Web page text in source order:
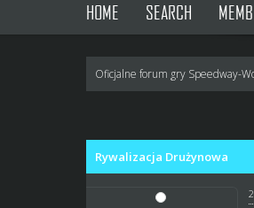
HOME SEARCH
Oficjalne forum gry Speedway-
Rywalizacja Drużynowa